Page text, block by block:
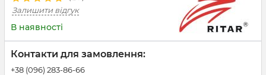
Залишити відгук
В наявності
Контакти для замовлення:
+38 (096) 283-86-66